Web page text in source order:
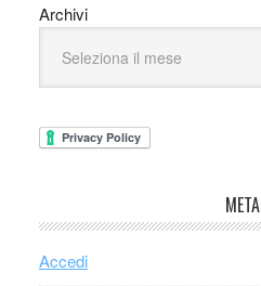
Archivi
META
Accedi